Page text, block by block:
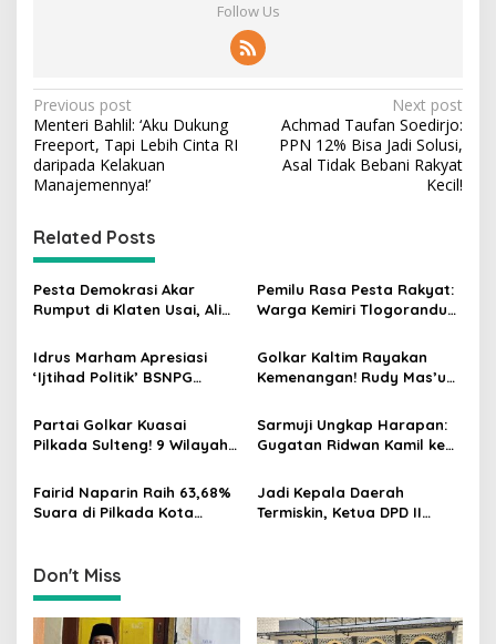
Follow Us
P
o
s
n
a
v
g
a
t
i
o
n
Previous post
Menteri Bahlil: ‘Aku Dukung
Freeport, Tapi Lebih Cinta RI
daripada Kelakuan
Manajemennya!’
Next post
Achmad Taufan Soedirjo:
PPN 12% Bisa Jadi Solusi,
Asal Tidak Bebani Rakyat
Kecil!
Related Posts
Pesta Demokrasi Akar
Rumput di Klaten Usai, Alim
Kursi Ketua RW 04 Kemiri
Pemilu Rasa Pesta Rakyat:
Warga Kemiri Tlogorandu
Demokratis, Rebutan Door
Prize Menarik!
Idrus Marham Apresiasi
‘Ijtihad Politik’ BSNPG
Agar Rakyat Jadi Aktor
Utama di Pemilu!
Golkar Kaltim Rayakan
Kemenangan! Rudy Mas’ud-
MK Tegaskan Hasil Pilgub
Partai Golkar Kuasai
Pilkada Sulteng! 9 Wilayah
Hanya 4
Sarmuji Ungkap Harapan:
Gugatan Ridwan Kamil ke
Fairid Naparin Raih 63,68%
Suara di Pilkada Kota
Petahana
Jadi Kepala Daerah
Termiskin, Ketua DPD II
Don't Miss